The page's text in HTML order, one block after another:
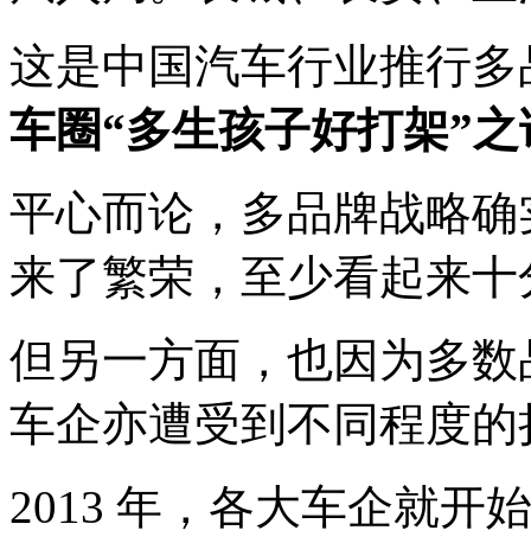
这是中国汽车行业推行
车圈“多生孩子好打架”
平心而论，多品牌战略
来了繁荣，至少看起来
但另一方面，也因为多
车企亦遭受到不同程度的
2013 年，各大车企就开